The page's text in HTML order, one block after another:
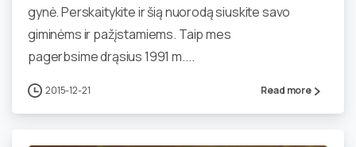
gynė. Perskaitykite ir šią nuorodą siuskite savo
giminėms ir pažįstamiems. Taip mes
pagerbsime drąsius 1991 m....
2015-12-21 Read more